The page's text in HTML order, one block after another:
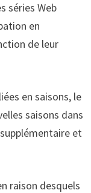
séries Web
en
de leur
en saisons, le
saisons dans
et
raison desquels